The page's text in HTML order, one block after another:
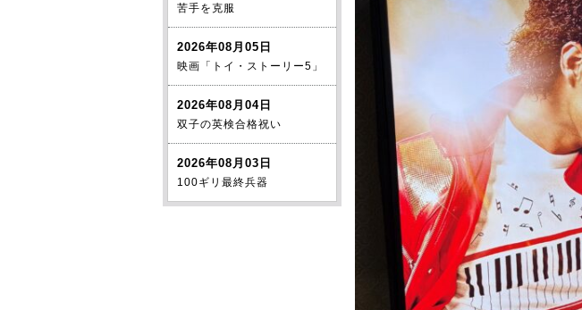
苦手を克服
2026年08月05日
映画「トイ・ストーリー5」
2026年08月04日
双子の英検合格祝い
2026年08月03日
100ギリ最終兵器